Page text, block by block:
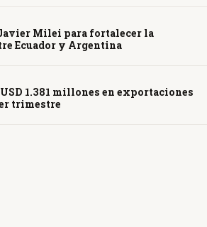
Milei para fortalecer la
Ecuador y Argentina
1.381 millones en exportaciones
trimestre